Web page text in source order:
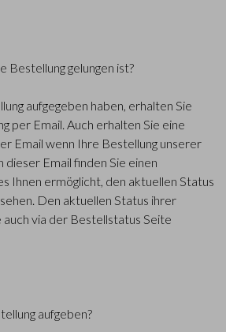
Bestellung gelungen ist?
aufgegeben haben, erhalten Sie
per Email. Auch erhalten Sie eine
Email wenn Ihre Bestellung unserer
dieser Email finden Sie einen
Ihnen ermöglicht, den aktuellen Status
Den aktuellen Status ihrer
auch via der Bestellstatus Seite
aufgeben?